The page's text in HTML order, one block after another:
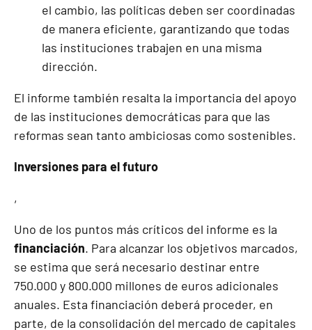
el cambio, las políticas deben ser coordinadas
de manera eficiente, garantizando que todas
las instituciones trabajen en una misma
dirección.
El informe también resalta la importancia del apoyo
de las instituciones democráticas para que las
reformas sean tanto ambiciosas como sostenibles.
Inversiones para el futuro
,
Uno de los puntos más críticos del informe es la
financiación. Para alcanzar los objetivos marcados,
se estima que será necesario destinar entre
750.000 y 800.000 millones de euros adicionales
anuales. Esta financiación deberá proceder, en
parte, de la consolidación del mercado de capitales